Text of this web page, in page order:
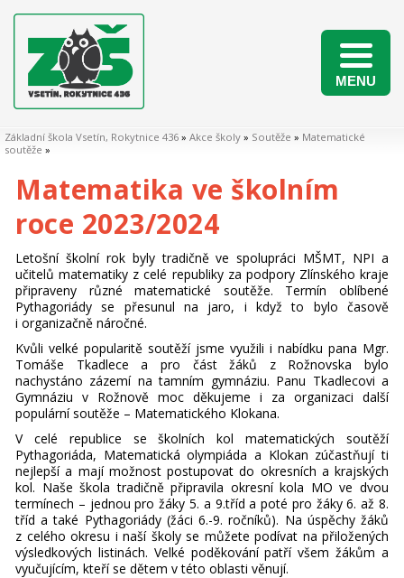
MENU
Základní škola Vsetín, Rokytnice 436 » Akce školy » Soutěže » Matematické
soutěže »
Matematika ve školním
roce 2023/2024
Letošní školní rok byly tradičně ve spolupráci MŠMT, NPI a
učitelů matematiky z celé republiky za podpory Zlínského kraje
připraveny různé matematické soutěže. Termín oblíbené
Pythagoriády se přesunul na jaro, i když to bylo časově
i organizačně náročné.
Kvůli velké popularitě soutěží jsme využili i nabídku pana Mgr.
Tomáše Tkadlece a pro část žáků z Rožnovska bylo
nachystáno zázemí na tamním gymnáziu. Panu Tkadlecovi a
Gymnáziu v Rožnově moc děkujeme i za organizaci další
populární soutěže – Matematického Klokana.
V celé republice se školních kol matematických soutěží
Pythagoriáda, Matematická olympiáda a Klokan zúčastňují ti
nejlepší a mají možnost postupovat do okresních a krajských
kol. Naše škola tradičně připravila okresní kola MO ve dvou
termínech – jednou pro žáky 5. a 9.tříd a poté pro žáky 6. až 8.
tříd a také Pythagoriády (žáci 6.-9. ročníků). Na úspěchy žáků
z celého okresu i naší školy se můžete podívat na přiložených
výsledkových listinách. Velké poděkování patří všem žákům a
vyučujícím, kteří se dětem v této oblasti věnují.